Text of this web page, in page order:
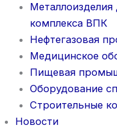
комплекса ВПК
Нефтегазовая
Медицинское
Пищевая
Оборудование
Строительные
Новости